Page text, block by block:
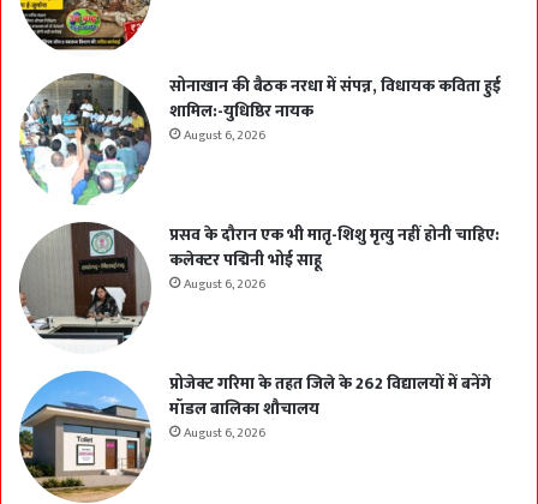
सोनाखान की बैठक नरधा में संपन्न, विधायक कविता हुई
शामिल:-युधिष्ठिर नायक
August 6, 2026
प्रसव के दौरान एक भी मातृ-शिशु मृत्यु नहीं होनी चाहिए:
कलेक्टर पद्मिनी भोई साहू
August 6, 2026
प्रोजेक्ट गरिमा के तहत जिले के 262 विद्यालयों में बनेंगे
मॉडल बालिका शौचालय
August 6, 2026